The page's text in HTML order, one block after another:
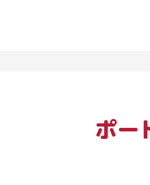
10年前の2016年、ベストセ
ポー